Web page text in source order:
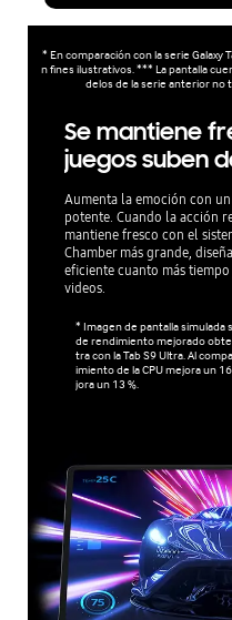
* En comparación con la serie Galaxy
n fines ilustrativos. *** La pantalla
delos de la serie anterior
Se mantiene
juegos suben
Aumenta la emoción con
potente. Cuando la acción
mantiene fresco con el
Chamber más grande,
eficiente cuanto más
videos.
* Imagen de pantalla simulada
de rendimiento mejorado
tra con la Tab S9 Ultra. Al
imiento de la CPU mejora un
jora un 13 %.